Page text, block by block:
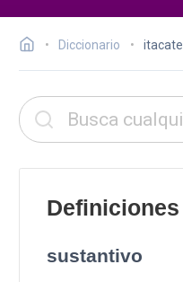
Diccionario itacate
Definiciones
sustantivo